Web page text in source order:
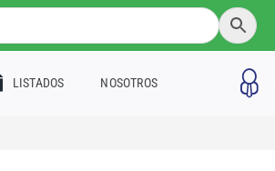
LISTADOS NOSOTROS